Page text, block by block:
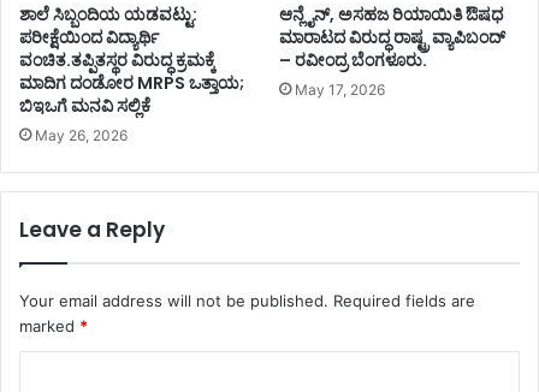
ಶಾಲೆ ಸಿಬ್ಬಂದಿಯ ಯಡವಟ್ಟು:
ಪರೀಕ್ಷೆಯಿಂದ ವಿದ್ಯಾರ್ಥಿ
ವಂಚಿತ.ತಪ್ಪಿತಸ್ಥರ ವಿರುದ್ಧ ಕ್ರಮಕ್ಕೆ
ಮಾದಿಗ ದಂಡೋರ MRPS ಒತ್ತಾಯ;
ಬಿಇಒಗೆ ಮನವಿ ಸಲ್ಲಿಕೆ
May 26, 2026
ಆನ್ಲೈನ್, ಅಸಹಜ ರಿಯಾಯಿತಿ ಔಷಧ
ಮಾರಾಟದ ವಿರುದ್ಧ ರಾಷ್ಟ್ರ ವ್ಯಾಪಿಬಂದ್
– ರವೀಂದ್ರ ಬೆಂಗಳೂರು.
May 17, 2026
Leave a Reply
Your email address will not be published. Required fields are
marked *